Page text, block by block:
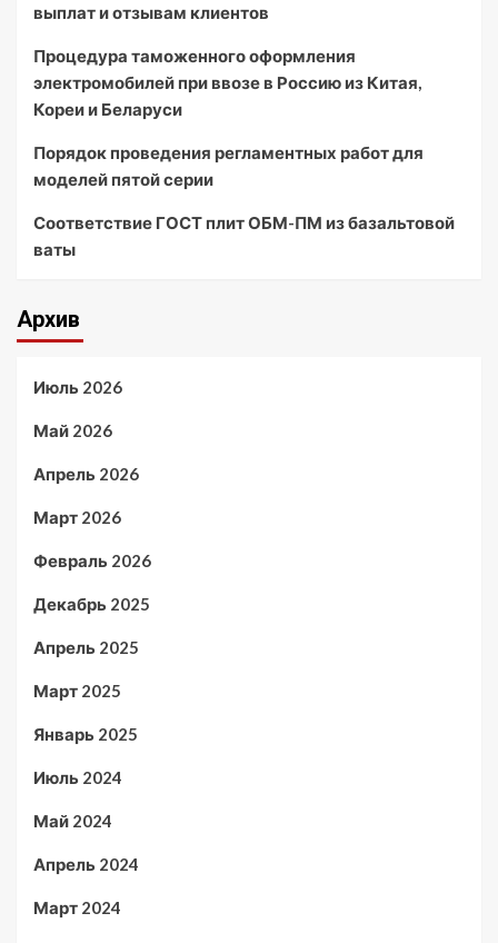
выплат и отзывам клиентов
Процедура таможенного оформления
электромобилей при ввозе в Россию из Китая,
Кореи и Беларуси
Порядок проведения регламентных работ для
моделей пятой серии
Соответствие ГОСТ плит ОБМ-ПМ из базальтовой
ваты
Архив
Июль 2026
Май 2026
Апрель 2026
Март 2026
Февраль 2026
Декабрь 2025
Апрель 2025
Март 2025
Январь 2025
Июль 2024
Май 2024
Апрель 2024
Март 2024